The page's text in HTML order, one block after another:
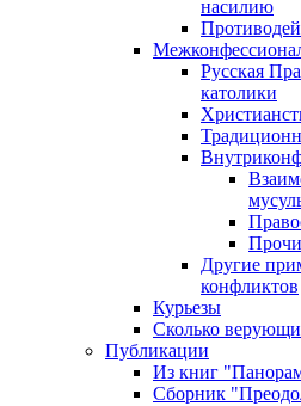
насилию
Русская
католики
Другие
конфликтов
Курьезы
Сколько
Публикации
Из книг
Сборник